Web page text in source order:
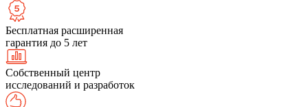
Бесплатная расширенная
гарантия до 5 лет
Собственный центр
исследований и разработок